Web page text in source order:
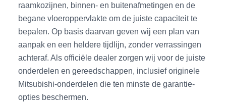
raamkozijnen, binnen- en buitenafmetingen en de
begane vloeroppervlakte om de juiste capaciteit te
bepalen. Op basis daarvan geven wij een plan van
aanpak en een heldere tijdlijn, zonder verrassingen
achteraf. Als officiële dealer zorgen wij voor de juiste
onderdelen en gereedschappen, inclusief originele
Mitsubishi-onderdelen die ten minste de garantie-
opties beschermen.